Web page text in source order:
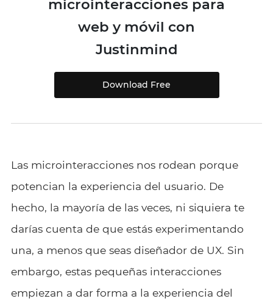
microinteracciones para
web y móvil con
Justinmind
Download Free
Las microinteracciones nos rodean porque
potencian la experiencia del usuario. De
hecho, la mayoría de las veces, ni siquiera te
darías cuenta de que estás experimentando
una, a menos que seas diseñador de UX. Sin
embargo, estas pequeñas interacciones
empiezan a dar forma a la experiencia del